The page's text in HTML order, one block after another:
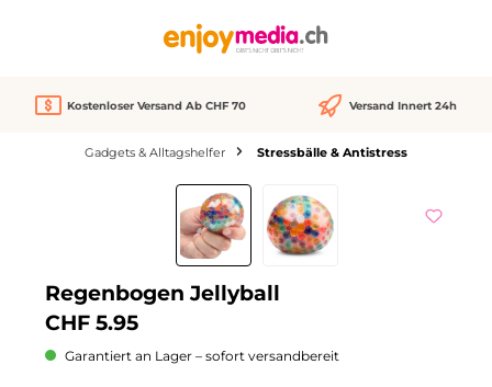
Kostenloser Versand Ab CHF 70 Versand Innert 24h
Gadgets & Alltagshelfer Stressbälle & Antistress
Bildergalerie überspringen
Regenbogen Jellyball
CHF 5.95
Garantiert an Lager – sofort versandbereit